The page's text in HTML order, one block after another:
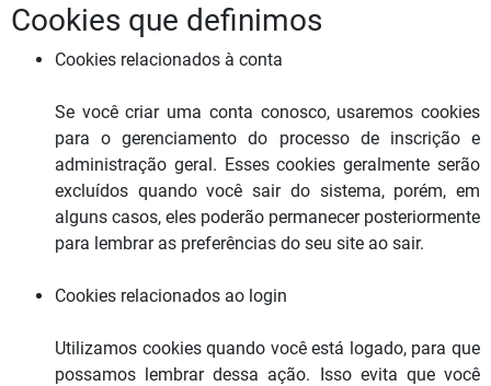
Cookies que definimos
Cookies relacionados à conta
Se você criar uma conta conosco, usaremos cookies
para o gerenciamento do processo de inscrição e
administração geral. Esses cookies geralmente serão
excluídos quando você sair do sistema, porém, em
alguns casos, eles poderão permanecer posteriormente
para lembrar as preferências do seu site ao sair.
Cookies relacionados ao login
Utilizamos cookies quando você está logado, para que
possamos lembrar dessa ação. Isso evita que você